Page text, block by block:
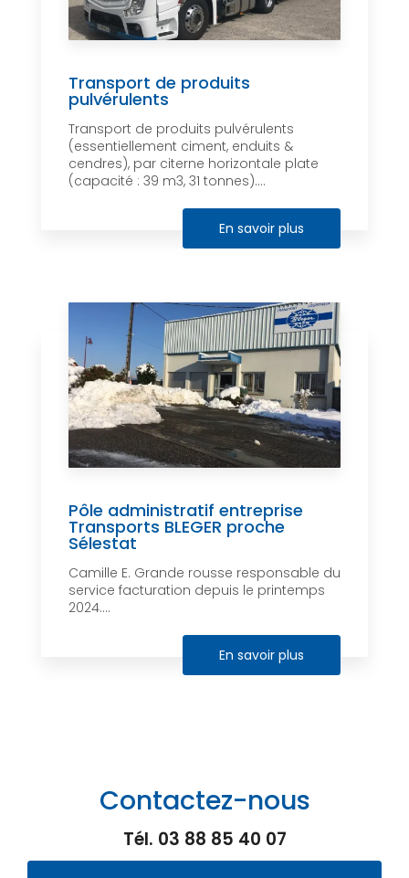
Transport de produits
pulvérulents
Transport de produits pulvérulents
(essentiellement ciment, enduits &
cendres), par citerne horizontale plate
(capacité : 39 m3, 31 tonnes)....
En savoir plus
Pôle administratif entreprise
Transports BLEGER proche
Sélestat
Camille E. Grande rousse responsable du
service facturation depuis le printemps
2024....
En savoir plus
Contactez-nous
Tél. 03 88 85 40 07